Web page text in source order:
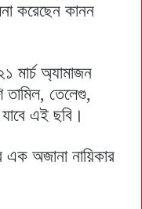
করেছেন কানন
মার্চ অ্যামাজন
তামিল, তেলেগু,
এই ছবি।
এক অজানা নায়িকার